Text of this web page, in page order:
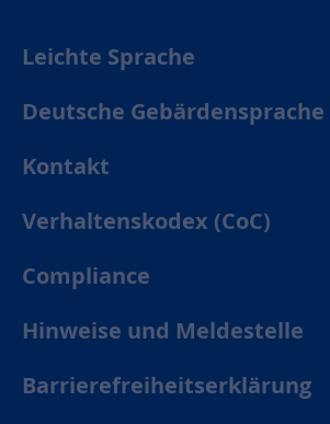
Leichte Sprache
Deutsche Gebärdensprache
Kontakt
Verhaltenskodex (CoC)
Compliance
Hinweise und Meldestelle
Barrierefreiheitserklärung